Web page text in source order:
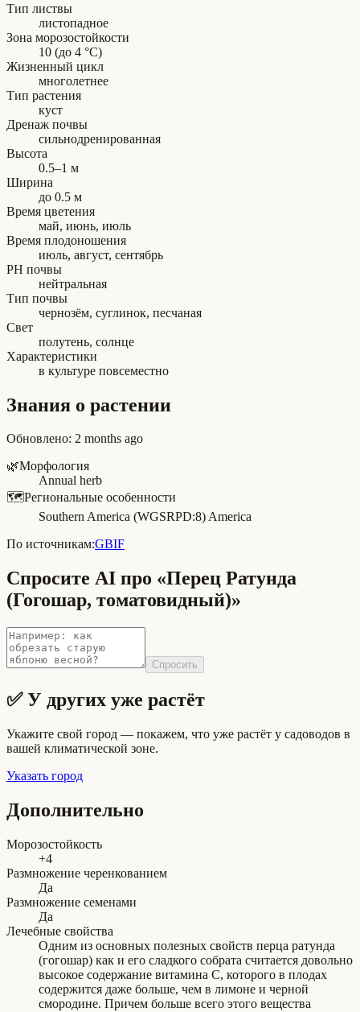
Тип листвы
листопадное
Зона морозостойкости
10 (до 4 °C)
Жизненный цикл
многолетнее
Тип растения
куст
Дренаж почвы
сильнодренированная
Высота
0.5–1 м
Ширина
до 0.5 м
Время цветения
май, июнь, июль
Время плодоношения
июль, август, сентябрь
PH почвы
нейтральная
Тип почвы
чернозём, суглинок, песчаная
Свет
полутень, солнце
Характеристики
в культуре повсеместно
Знания о растении
Обновлено: 2 months ago
🌿Морфология
Annual herb
🗺️Региональные особенности
Southern America (WGSRPD:8) America
По источникам:GBIF
Спросите AI про «Перец Ратунда
(Гогошар, томатовидный)»
Спросить
✅ У других уже растёт
Укажите свой город — покажем, что уже растёт у садоводов в
вашей климатической зоне.
Указать город
Дополнительно
Морозостойкость
+4
Размножение черенкованием
Да
Размножение семенами
Да
Лечебные свойства
Одним из основных полезных свойств перца ратунда
(гогошар) как и его сладкого собрата считается довольно
высокое содержание витамина С, которого в плодах
содержится даже больше, чем в лимоне и черной
смородине. Причем больше всего этого вещества